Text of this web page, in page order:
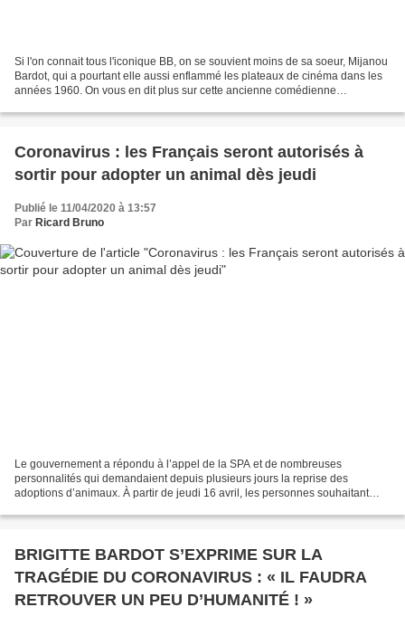
Si l'on connait tous l'iconique BB, on se souvient moins de sa soeur, Mijanou
Bardot, qui a pourtant elle aussi enflammé les plateaux de cinéma dans les
années 1960. On vous en dit plus sur cette ancienne comédienne
Coronavirus : les Français seront autorisés à
sortir pour adopter un animal dès jeudi
Publié le 11/04/2020 à 13:57
Par Ricard Bruno
Le gouvernement a répondu à l’appel de la SPA et de nombreuses
personnalités qui demandaient depuis plusieurs jours la reprise des
adoptions d’animaux. À partir de jeudi 16 avril, les personnes souhaitant
BRIGITTE BARDOT S’EXPRIME SUR LA
TRAGÉDIE DU CORONAVIRUS : « IL FAUDRA
RETROUVER UN PEU D’HUMANITÉ ! »